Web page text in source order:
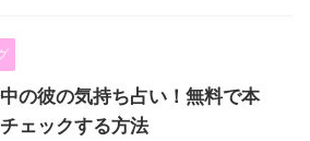
の彼の気持ち占い！無料で本
ェックする方法